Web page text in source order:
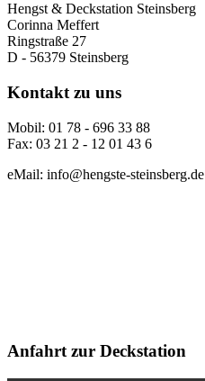
Hengst & Deckstation Steinsberg
Corinna Meffert
Ringstraße 27
D - 56379 Steinsberg
Kontakt zu uns
Mobil: 01 78 - 696 33 88
Fax: 03 21 2 - 12 01 43 6
eMail: info@hengste-steinsberg.de
Anfahrt zur Deckstation